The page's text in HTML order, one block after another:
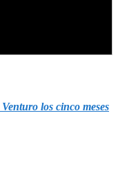
los cinco meses